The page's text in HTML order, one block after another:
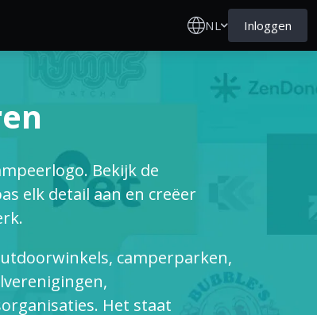
NL Inloggen
Bekijk de
elk detail aan en creëer
camperparken,
Het staat